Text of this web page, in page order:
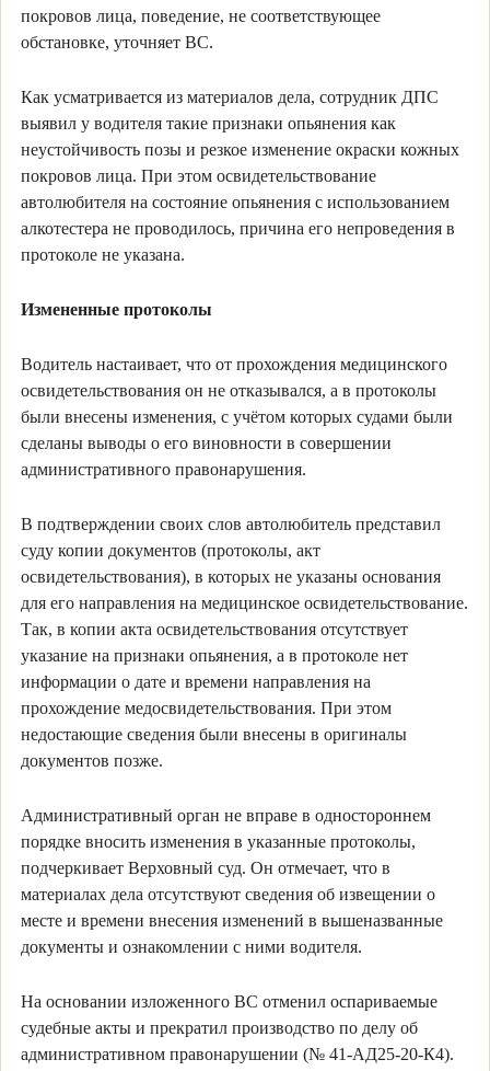
покровов лица, поведение, не соответствующее
обстановке, уточняет ВС.
Как усматривается из материалов дела, сотрудник ДПС
выявил у водителя такие признаки опьянения как
неустойчивость позы и резкое изменение окраски кожных
покровов лица. При этом освидетельствование
автолюбителя на состояние опьянения с использованием
алкотестера не проводилось, причина его непроведения в
протоколе не указана.
Измененные протоколы
Водитель настаивает, что от прохождения медицинского
освидетельствования он не отказывался, а в протоколы
были внесены изменения, с учётом которых судами были
сделаны выводы о его виновности в совершении
административного правонарушения.
В подтверждении своих слов автолюбитель представил
суду копии документов (протоколы, акт
освидетельствования), в которых не указаны основания
для его направления на медицинское освидетельствование.
Так, в копии акта освидетельствования отсутствует
указание на признаки опьянения, а в протоколе нет
информации о дате и времени направления на
прохождение медосвидетельствования. При этом
недостающие сведения были внесены в оригиналы
документов позже.
Административный орган не вправе в одностороннем
порядке вносить изменения в указанные протоколы,
подчеркивает Верховный суд. Он отмечает, что в
материалах дела отсутствуют сведения об извещении о
месте и времени внесения изменений в вышеназванные
документы и ознакомлении с ними водителя.
На основании изложенного ВС отменил оспариваемые
судебные акты и прекратил производство по делу об
административном правонарушении (№ 41-АД25-20-К4).